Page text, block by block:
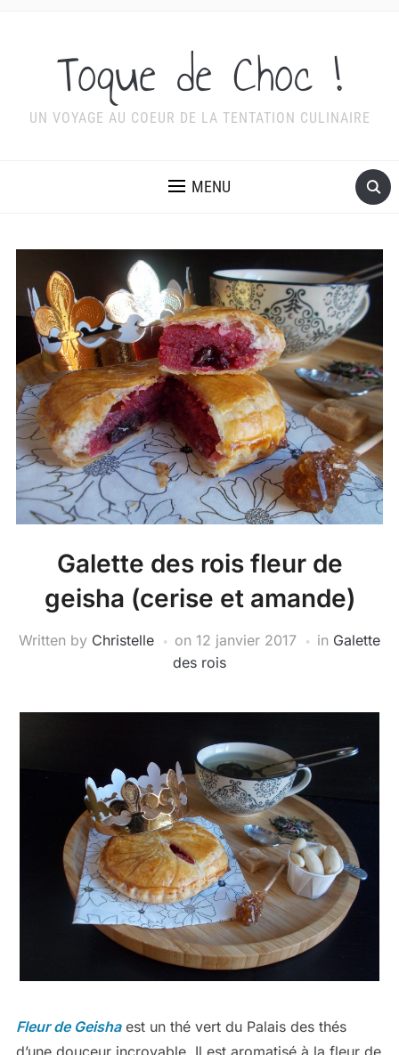
Toque de Choc !
UN VOYAGE AU COEUR DE LA TENTATION CULINAIRE
MENU
Galette des rois fleur de
geisha (cerise et amande)
Written by Christelle on 12 janvier 2017 in Galette
des rois
Fleur de Geishaest un thé vert du Palais des thés
d’une douceur incroyable. Il est aromatisé à la fleur de